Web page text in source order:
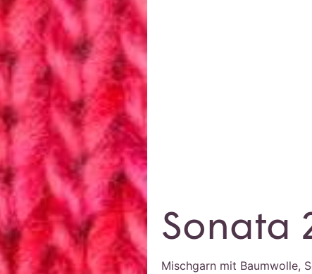
Sonata
Mischgarn mit Baumwolle,